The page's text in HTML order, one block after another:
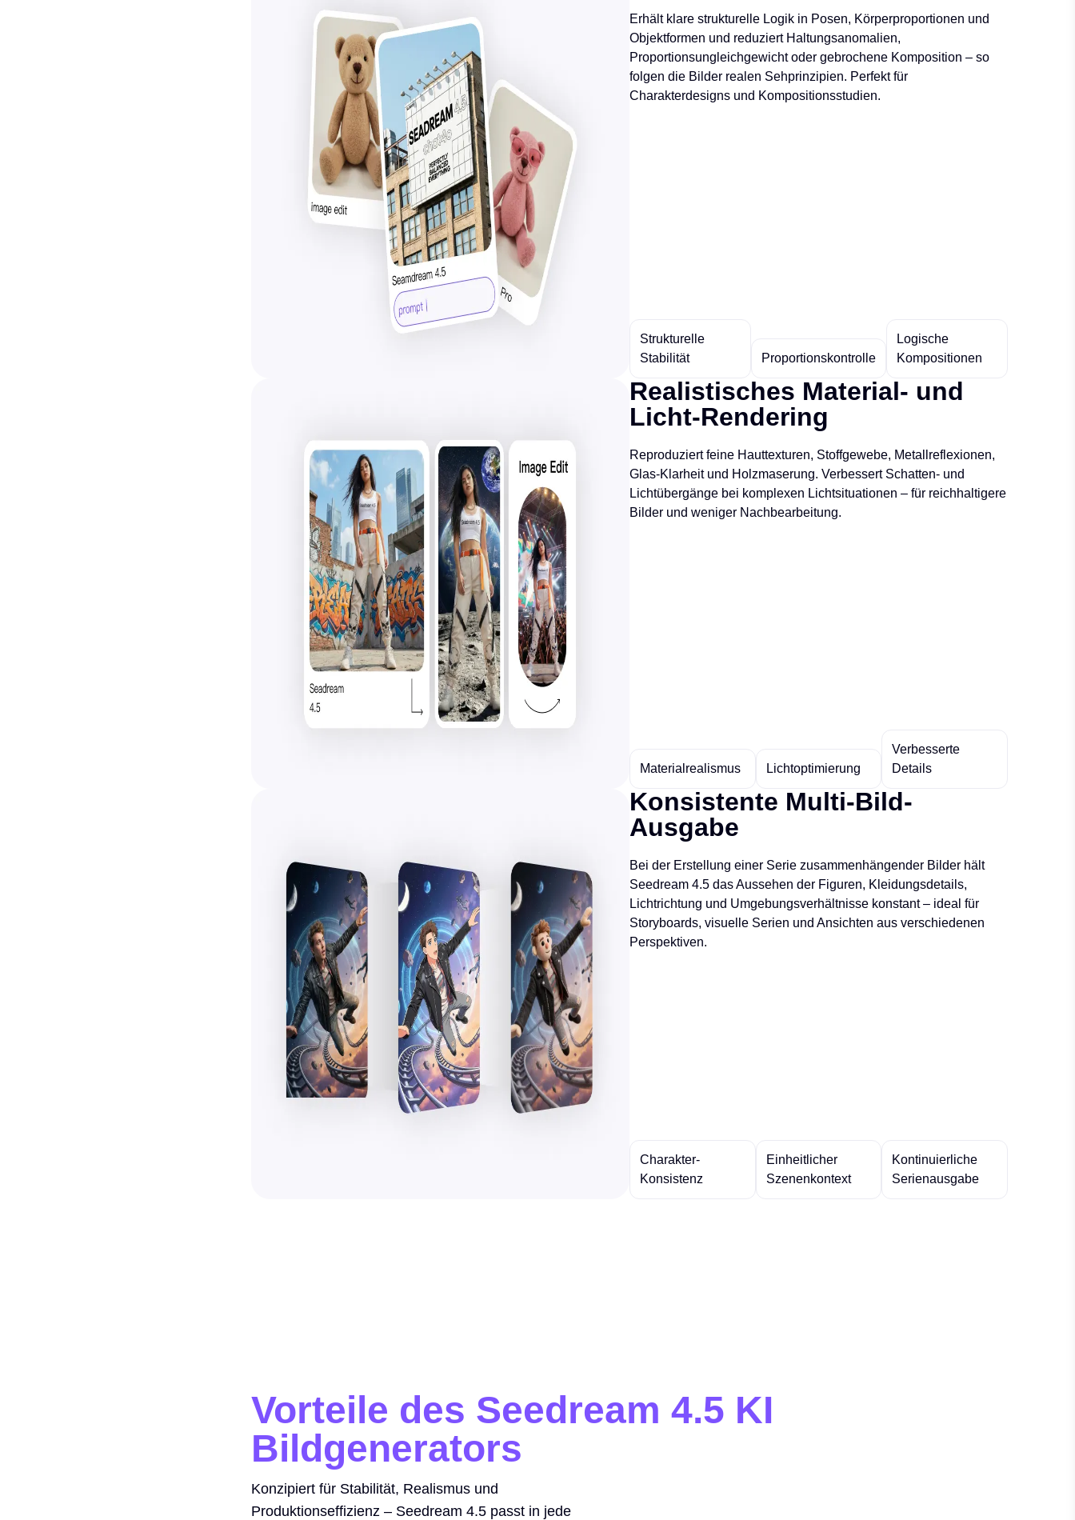
Erhält klare strukturelle Logik in Posen, Körperproportionen und
Objektformen und reduziert Haltungsanomalien,
Proportionsungleichgewicht oder gebrochene Komposition – so
folgen die Bilder realen Sehprinzipien. Perfekt für
Charakterdesigns und Kompositionsstudien.
Strukturelle
Stabilität
Proportionskontrolle
Logische
Kompositionen
Realistisches Material- und
Licht-Rendering
Reproduziert feine Hauttexturen, Stoffgewebe, Metallreflexionen,
Glas-Klarheit und Holzmaserung. Verbessert Schatten- und
Lichtübergänge bei komplexen Lichtsituationen – für reichhaltigere
Bilder und weniger Nachbearbeitung.
Materialrealismus Lichtoptimierung
Verbesserte
Details
Konsistente Multi-Bild-
Ausgabe
Bei der Erstellung einer Serie zusammenhängender Bilder hält
Seedream 4.5 das Aussehen der Figuren, Kleidungsdetails,
Lichtrichtung und Umgebungsverhältnisse konstant – ideal für
Storyboards, visuelle Serien und Ansichten aus verschiedenen
Perspektiven.
Charakter-
Konsistenz
Einheitlicher
Szenenkontext
Kontinuierliche
Serienausgabe
Vorteile des Seedream 4.5 KI
Bildgenerators
Konzipiert für Stabilität, Realismus und
Produktionseffizienz – Seedream 4.5 passt in jede